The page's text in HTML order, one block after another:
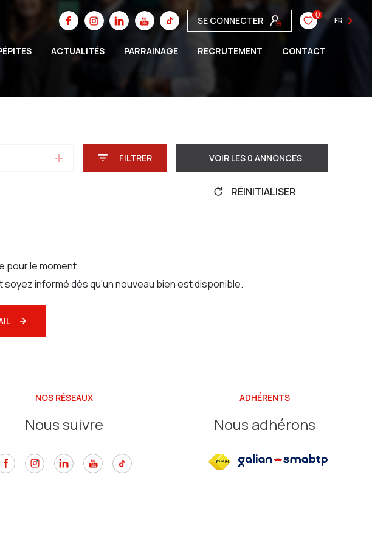
SE CONNECTER 0
FR
ACTUALITÉS PARRAINAGE RECRUTEMENT CONTACT
FILTRER VOIR LES 0 ANNONCES
RÉINITIALISER
pour le moment.
informé dès qu'un nouveau bien est disponible.
NOS RÉSEAUX
Nous suivre
ADHÉRENTS
Nous adhérons